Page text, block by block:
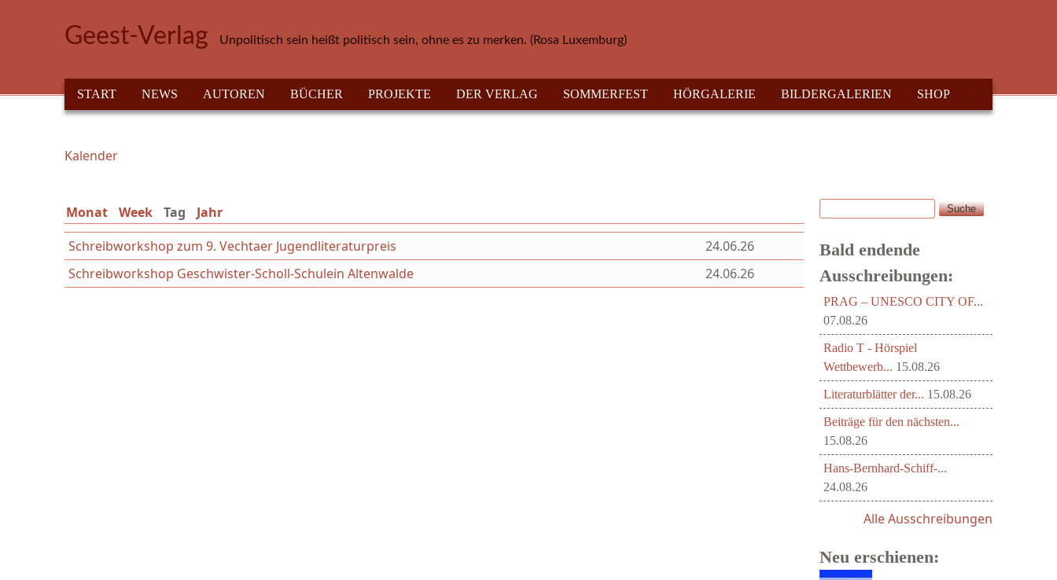
Geest-Verlag Unpolitisch sein heißt politisch sein, ohne es zu merken. (Rosa Luxemburg)
HAUPTMENÜ
START NEWS AUTOREN BÜCHER PROJEKTE DER VERLAG SOMMERFEST HÖRGALERIE BILDERGALERIEN SHOP
Sie sind hier
Kalender
Monat Week Tag (aktiver Reiter)
Jahr
Schreibworkshop zum 9. Vechtaer Jugendliteraturpreis
24.06.26
Schreibworkshop Geschwister-Scholl-Schulein Altenwalde
24.06.26
Suchformular
Suche
Bald endende
Ausschreibungen:
PRAG – UNESCO CITY OF...
07.08.26
Radio T - Hörspiel
Wettbewerb... 15.08.26
Literaturblätter der... 15.08.26
Beiträge für den nächsten...
15.08.26
Hans-Bernhard-Schiff-...
24.08.26
Alle Ausschreibungen
Neu erschienen: